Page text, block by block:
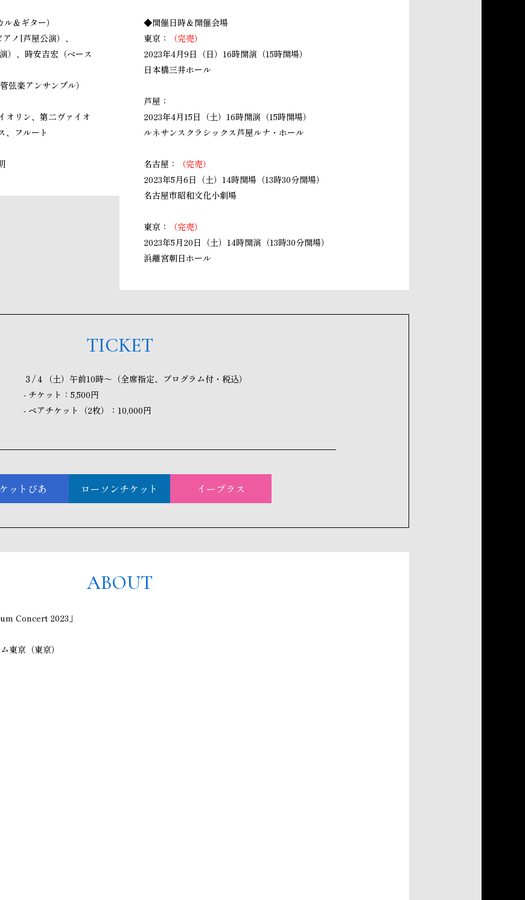
＆ギター）
ノ|芦屋公演）、
）、時安吉宏（ベース
弦楽アンサンブル）
リン、第二ヴァイオ
、フルート
◆開催日時＆開催会場
東京：
（完売）
2023年4月9日（日）16時開演（15時開場）
日本橋三井ホール
芦屋：
2023年4月15日（土）16時開演（15時開場）
ルネサンスクラシックス芦屋ルナ・ホール
名古屋：
（完売）
2023年5月6日（土）14時開場（13時30分開場）
名古屋市昭和文化小劇場
東京：
（完売）
2023年5月20日（土）14時開演（13時30分開場）
浜離宮朝日ホール
TICKET
３/４（土）午前10時～（全席指定、プログラム付・税込）
- チケット：5,500円
- ペアチケット（2枚）：10,000円
ットぴあ ローソンチケット イープラス
ABOUT
Concert 2023」
京（東京）